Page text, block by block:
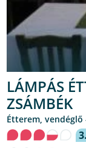
LÁMPÁS
ZSÁMBÉK
étterem, vendéglő